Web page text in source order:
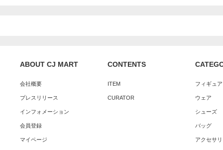
ABOUT CJ MART
会社概要
プレスリリース
インフォメーション
会員登録
マイページ
CONTENTS
ITEM
CURATOR
フィギュ
ウェア
シューズ
バッグ
アクセサ